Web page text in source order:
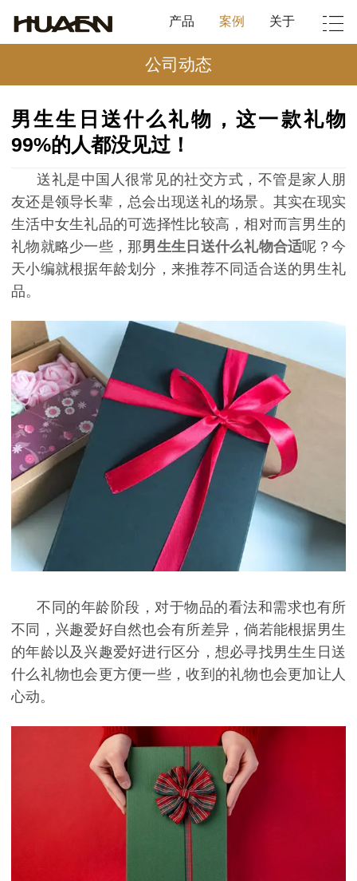
产品 案例 关于
公司动态
男生生日送什么礼物，这一款礼物
99%的人都没见过！
送礼是中国人很常见的社交方式，不管是家人朋
友还是领导长辈，总会出现送礼的场景。其实在现实
生活中女生礼品的可选择性比较高，相对而言男生的
礼物就略少一些，那男生生日送什么礼物合适呢？今
天小编就根据年龄划分，来推荐不同适合送的男生礼
品。
不同的年龄阶段，对于物品的看法和需求也有所
不同，兴趣爱好自然也会有所差异，倘若能根据男生
的年龄以及兴趣爱好进行区分，想必寻找男生生日送
什么礼物也会更方便一些，收到的礼物也会更加让人
心动。